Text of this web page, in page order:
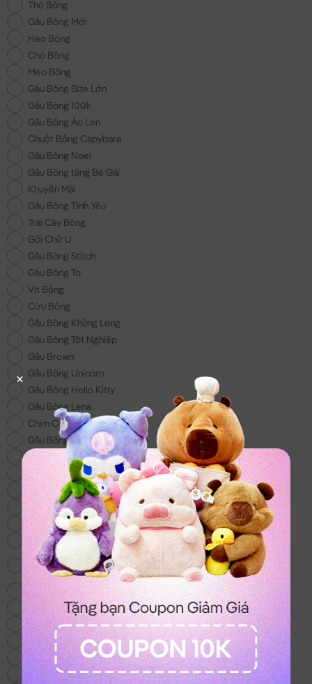
Thỏ Bông
Gấu Bông Mới
Heo Bông
Chó Bông
Mèo Bông
Gấu Bông Size Lớn
Gấu Bông 100k
Gấu Bông Áo Len
Chuột Bông Capybara
Gấu Bông Noel
Gấu Bông tặng Bé Gái
Khuyến Mãi
Gấu Bông Tình Yêu
Trái Cây Bông
Gối Chữ U
Gấu Bông Stitch
Gấu Bông To
Vịt Bông
Cừu Bông
Gấu Bông Khủng Long
Gấu Bông Tốt Nghiệp
Gấu Brown
Gấu Bông Unicorn
Gấu Bông Hello Kitty
Gấu Bông Lena
Chim Cánh Cụt
Gấu Bông 200k
Gấu Bông Đồ Ăn
Gấu Bông Doremon
Gấu Bông tặng Bé Trai
Gấu Bông Lotso
Gấu Bông Shin - Món quà cho các bé
Voi Bông
Gấu Bông Totoro - mẫu gấu bông hot nhất
hiện nay
Chó Bông Husky
Gấu We Bare Bear
Balo & Túi Xách Gấu Bông
Thỏ Bông Kuromi
Gấu Bông Trung Thu
Thỏ Bông Melody